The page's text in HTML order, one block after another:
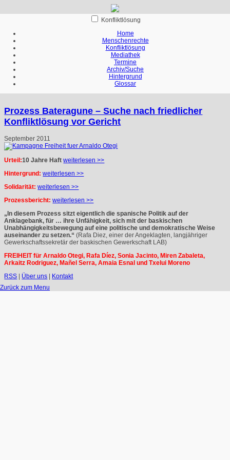
Konfliktlösung
Home
Menschenrechte
Konfliktlösung
Mediathek
Termine
Archiv/Suche
Hintergrund
Glossar
Prozess Bateragune – Suche nach friedlicher
Konfliktlösung vor Gericht
September 2011
Urteil:10 Jahre Haft weiterlesen >>
Hintergrund: weiterlesen >>
Solidarität: weiterlesen >>
Prozessbericht: weiterlesen >>
„In diesem Prozess sitzt eigentlich die spanische Politik auf der
Anklagebank, für … ihre Unfähigkeit, sich mit der baskischen
Unabhängigkeitsbewegung auf eine politische und demokratische Weise
auseinander zu setzen.“ (Rafa Diez, einer der Angeklagten, langjähriger
Gewerkschaftssekretär der baskischen Gewerkschaft LAB)
FREIHEITfür Arnaldo Otegi, Rafa Díez, Sonia Jacinto, Miren Zabaleta,
Arkaitz Rodriguez, Mañel Serra, Amaia Esnal und Txelui Moreno
RSS | Über uns | Kontakt
Zurück zum Menu